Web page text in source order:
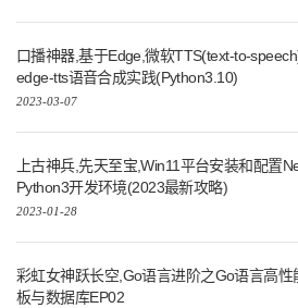
口播神器,基于Edge,微软TTS(text-to-
edge-tts语音合成实践(Python3.10)
2023-03-07
上古神兵,先天至宝,Win11平台安装和配置
Python3开发环境(2023最新攻略)
2023-01-28
彩虹女神跃长空,Go语言进阶之Go语言高
板与数据库EP02